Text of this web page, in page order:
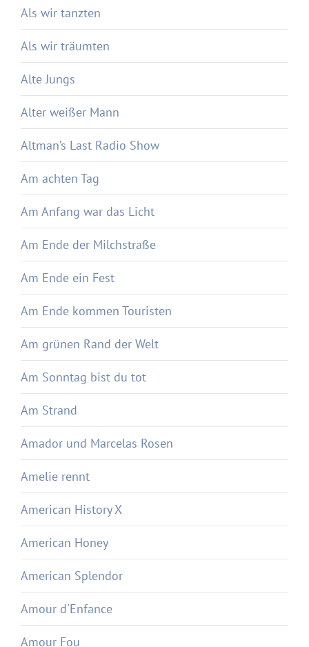
Als wir tanzten
Als wir träumten
Alte Jungs
Alter weißer Mann
Altman’s Last Radio Show
Am achten Tag
Am Anfang war das Licht
Am Ende der Milchstraße
Am Ende ein Fest
Am Ende kommen Touristen
Am grünen Rand der Welt
Am Sonntag bist du tot
Am Strand
Amador und Marcelas Rosen
Amelie rennt
American History X
American Honey
American Splendor
Amour d'Enfance
Amour Fou